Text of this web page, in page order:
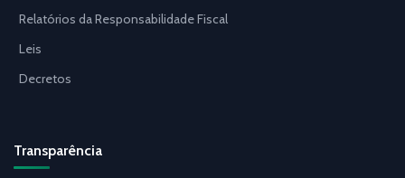
Relatórios da Responsabilidade Fiscal
Leis
Decretos
Transparência